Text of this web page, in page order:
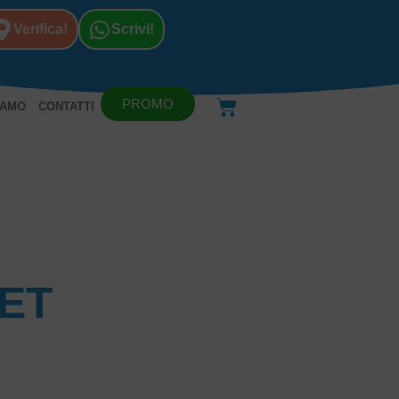
Verifica! Scrivi!
CONTATTI PROMO